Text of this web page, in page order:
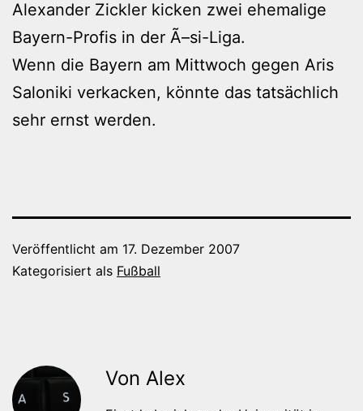
Alexander Zickler kicken zwei ehemalige
Bayern-Profis in der Ã–si-Liga.
Wenn die Bayern am Mittwoch gegen Aris
Saloniki verkacken, könnte das tatsächlich
sehr ernst werden.
Veröffentlicht am 17. Dezember 2007
Kategorisiert als Fußball
Von Alex